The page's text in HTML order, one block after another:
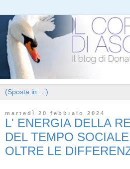
martedì 20 febbraio 2024
L' ENERGIA DELLA
DEL TEMPO
OLTRE LE